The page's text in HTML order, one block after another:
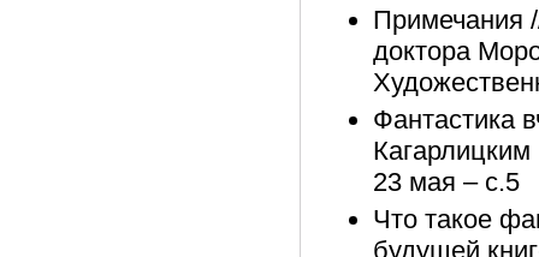
Примечания
доктора
Фантастика
23 мая – с.5
Что такое
будущей